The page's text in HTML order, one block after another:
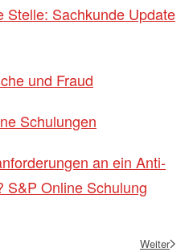
Stelle: Sachkunde Update
und Fraud
Schulungen
an ein Anti-
S&P Online Schulung
Weiter